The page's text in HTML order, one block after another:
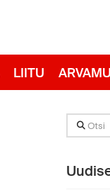
LIITU
Otsi